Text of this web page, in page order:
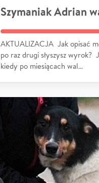
AKTUALIZACJA Jak opisać
po raz drugi słyszysz wyrok?
kiedy po miesiącach wal…